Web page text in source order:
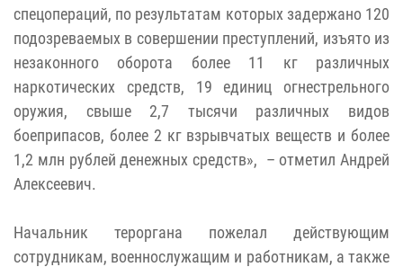
спецопераций, по результатам которых задержано 120
подозреваемых в совершении преступлений, изъято из
незаконного оборота более 11 кг различных
наркотических средств, 19 единиц огнестрельного
оружия, свыше 2,7 тысячи различных видов
боеприпасов, более 2 кг взрывчатых веществ и более
1,2 млн рублей денежных средств», – отметил Андрей
Алексеевич.
Начальник тероргана пожелал действующим
сотрудникам, военнослужащим и работникам, а также